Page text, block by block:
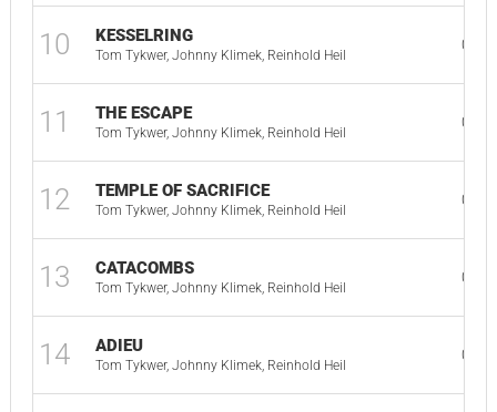
10 KESSELRING
Tom Tykwer, Johnny Klimek, Reinhold Heil
11 THE ESCAPE
Tom Tykwer, Johnny Klimek, Reinhold Heil
12 TEMPLE OF SACRIFICE
Tom Tykwer, Johnny Klimek, Reinhold Heil
13 CATACOMBS
Tom Tykwer, Johnny Klimek, Reinhold Heil
14 ADIEU
Tom Tykwer, Johnny Klimek, Reinhold Heil